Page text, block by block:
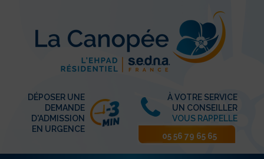
DÉPOSER UNE
DEMANDE
D'ADMISSION
EN URGENCE
À VOTRE SERVICE
UN CONSEILLER
VOUS RAPPELLE
05 56 79 65 65